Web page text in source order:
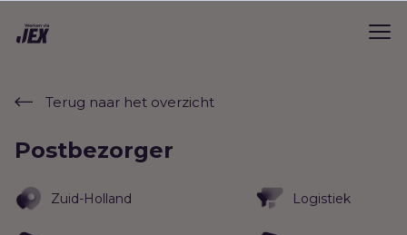
Terug naar het overzicht
Postbezorger
Zuid-Holland Logistiek